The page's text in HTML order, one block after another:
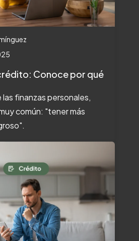
Conoce por qué
las finanzas personales,
común: "tener más